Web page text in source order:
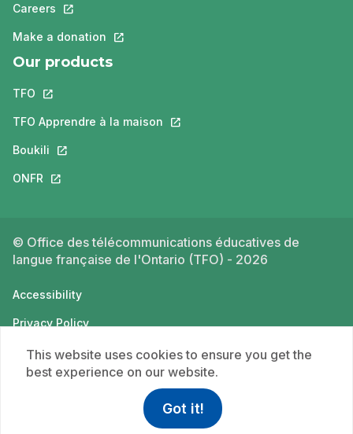
Careers This link will open in a new tab.
Make a donation This link will open in a new tab.
Our products
TFO This link will open in a new tab.
TFO Apprendre à la maison This link will open in a new tab.
Boukili This link will open in a new tab.
ONFR This link will open in a new tab.
© Office des télécommunications éducatives de
langue française de l'Ontario (TFO) - 2026
Accessibility
Privacy Policy
Terms of use
This website uses cookies to ensure you get the
best experience on our website.
Got it!